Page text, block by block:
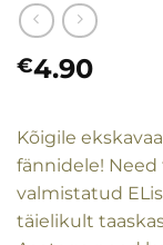
€4.90
Kõigile
fännidele! Need
valmistatud
täielikult